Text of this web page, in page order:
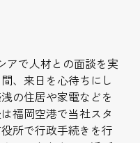
アで人材との面談を実
、来日を心待ちにし
の住居や家電などを
福岡空港で当社スタ
所で行政手続きを行